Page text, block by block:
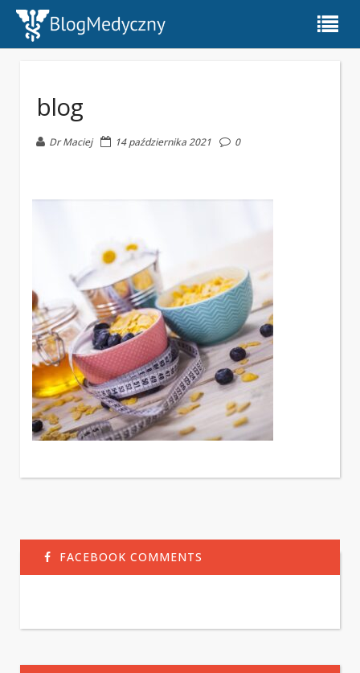
blog
Dr Maciej 14 października 2021 0
FACEBOOK COMMENTS